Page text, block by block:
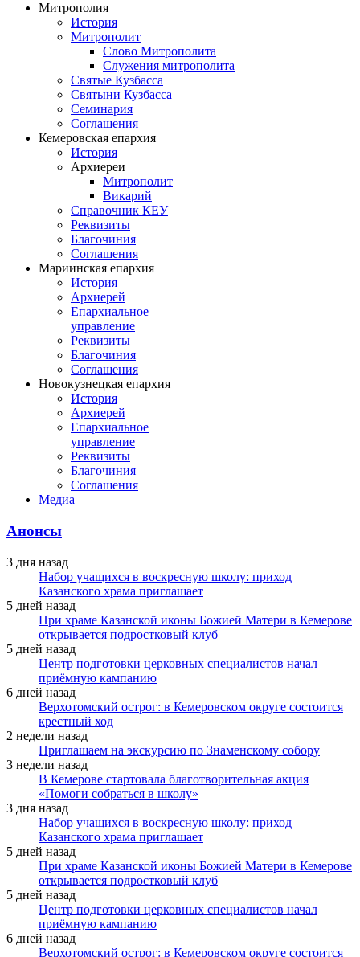
Митрополия
История
Митрополит
Слово Митрополита
Служения митрополита
Святые Кузбасса
Святыни Кузбасса
Семинария
Соглашения
Кемеровская епархия
История
Архиереи
Митрополит
Викарий
Справочник КЕУ
Реквизиты
Благочиния
Соглашения
Мариинская епархия
История
Архиерей
Епархиальное
управление
Реквизиты
Благочиния
Соглашения
Новокузнецкая епархия
История
Архиерей
Епархиальное
управление
Реквизиты
Благочиния
Соглашения
Медиа
Анонсы
3 дня назад
Набор учащихся в воскресную школу: приход
Казанского храма приглашает
5 дней назад
При храме Казанской иконы Божией Матери в Кемерове
открывается подростковый клуб
5 дней назад
Центр подготовки церковных специалистов начал
приёмную кампанию
6 дней назад
Верхотомский острог: в Кемеровском округе состоится
крестный ход
2 недели назад
Приглашаем на экскурсию по Знаменскому собору
3 недели назад
В Кемерове стартовала благотворительная акция
«Помоги собраться в школу»
3 дня назад
Набор учащихся в воскресную школу: приход
Казанского храма приглашает
5 дней назад
При храме Казанской иконы Божией Матери в Кемерове
открывается подростковый клуб
5 дней назад
Центр подготовки церковных специалистов начал
приёмную кампанию
6 дней назад
Верхотомский острог: в Кемеровском округе состоится